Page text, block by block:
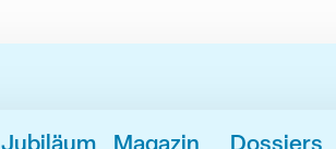
Jubiläum Magazin Dossiers